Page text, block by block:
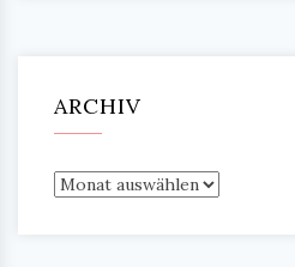
ARCHIV
Archiv